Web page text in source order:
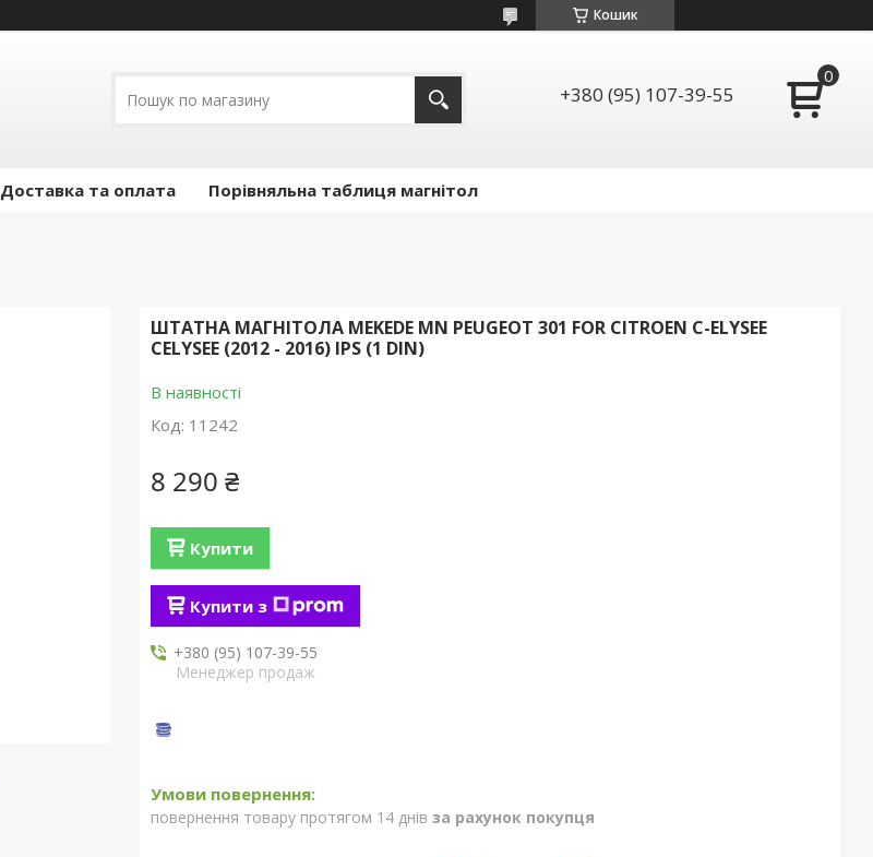
Кошик
+380 (95) 107-39-55
Доставка та оплата Порівняльна таблиця магнітол
ШТАТНА МАГНІТОЛА MEKEDE MN PEUGEOT 301 FOR CITROEN C-ELYSEE
CELYSEE (2012 - 2016) IPS (1 DIN)
В наявності
Код: 11242
8 290 ₴
Купити
Купити з
+380 (95) 107-39-55
Менеджер продаж
повернення товару протягом 14 днів за рахунок покупця